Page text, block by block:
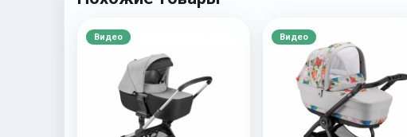
Видео Видео